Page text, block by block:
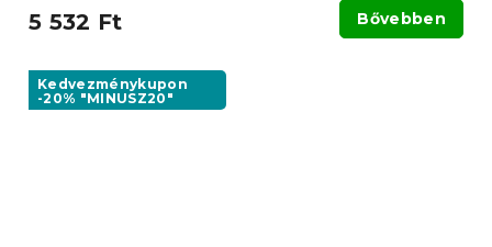
5 532 Ft Bővebben
Kedvezménykupon
-20% "MINUSZ20"